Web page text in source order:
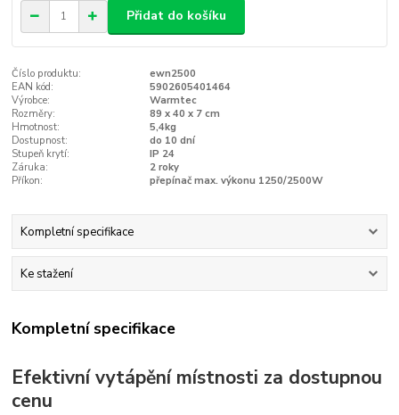
Přidat do košíku
Číslo produktu:
ewn2500
EAN kód:
5902605401464
Výrobce:
Warmtec
Rozměry:
89 x 40 x 7 cm
Hmotnost:
5,4kg
Dostupnost:
do 10 dní
Stupeň krytí:
IP 24
Záruka:
2 roky
Příkon:
přepínač max. výkonu 1250/2500W
Kompletní specifikace
Ke stažení
Kompletní specifikace
Efektivní vytápění místnosti za dostupnou
cenu